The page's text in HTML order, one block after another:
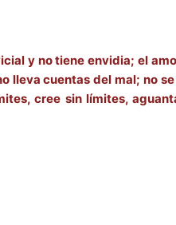
y no tiene envidia; el
lleva cuentas del mal; no
cree sin límites,